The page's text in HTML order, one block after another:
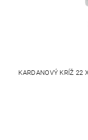
KARDANOVÝ KRÍŽ 22